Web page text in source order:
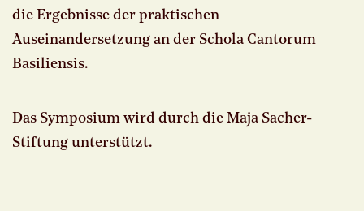
die Ergebnisse der praktischen
Auseinandersetzung an der Schola Cantorum
Basiliensis.
Das Symposium wird durch die Maja Sacher-
Stiftung unterstützt.